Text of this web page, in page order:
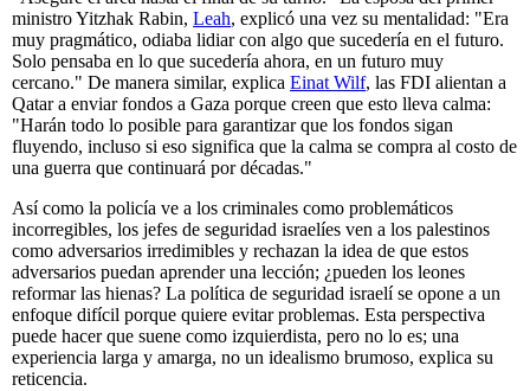
ministro Yitzhak Rabin, Leah, explicó una vez su mentalidad: "Era
muy pragmático, odiaba lidiar con algo que sucedería en el futuro.
Solo pensaba en lo que sucedería ahora, en un futuro muy
cercano." De manera similar, explica Einat Wilf, las FDI alientan a
Qatar a enviar fondos a Gaza porque creen que esto lleva calma:
"Harán todo lo posible para garantizar que los fondos sigan
fluyendo, incluso si eso significa que la calma se compra al costo de
una guerra que continuará por décadas."
Así como la policía ve a los criminales como problemáticos
incorregibles, los jefes de seguridad israelíes ven a los palestinos
como adversarios irredimibles y rechazan la idea de que estos
adversarios puedan aprender una lección; ¿pueden los leones
reformar las hienas? La política de seguridad israelí se opone a un
enfoque difícil porque quiere evitar problemas. Esta perspectiva
puede hacer que suene como izquierdista, pero no lo es; una
experiencia larga y amarga, no un idealismo brumoso, explica su
reticencia.